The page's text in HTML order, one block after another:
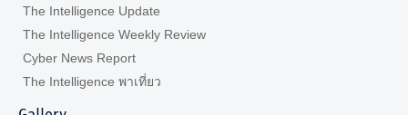
The Intelligence Update
The Intelligence Weekly Review
Cyber News Report
The Intelligence พาเที่ยว